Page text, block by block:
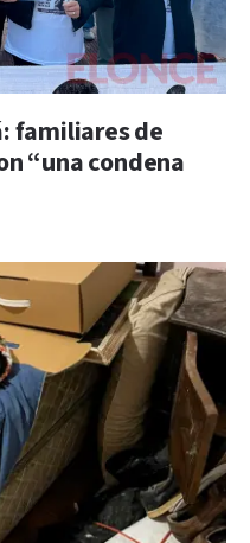
familiares de
“una condena